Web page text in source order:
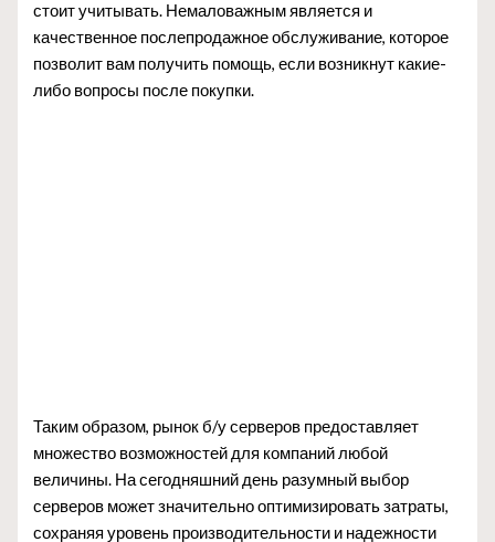
стоит учитывать. Немаловажным является и
качественное послепродажное обслуживание, которое
позволит вам получить помощь, если возникнут какие-
либо вопросы после покупки.
Таким образом, рынок б/у серверов предоставляет
множество возможностей для компаний любой
величины. На сегодняшний день разумный выбор
серверов может значительно оптимизировать затраты,
сохраняя уровень производительности и надежности